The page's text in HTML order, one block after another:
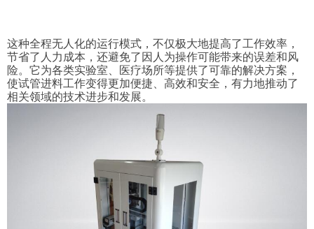
这种全程无人化的运行模式，不仅极大地提高了工作效率，
节省了人力成本，还避免了因人为操作可能带来的误差和风
险。它为各类实验室、医疗场所等提供了可靠的解决方案，
使试管进料工作变得更加便捷、高效和安全，有力地推动了
相关领域的技术进步和发展。